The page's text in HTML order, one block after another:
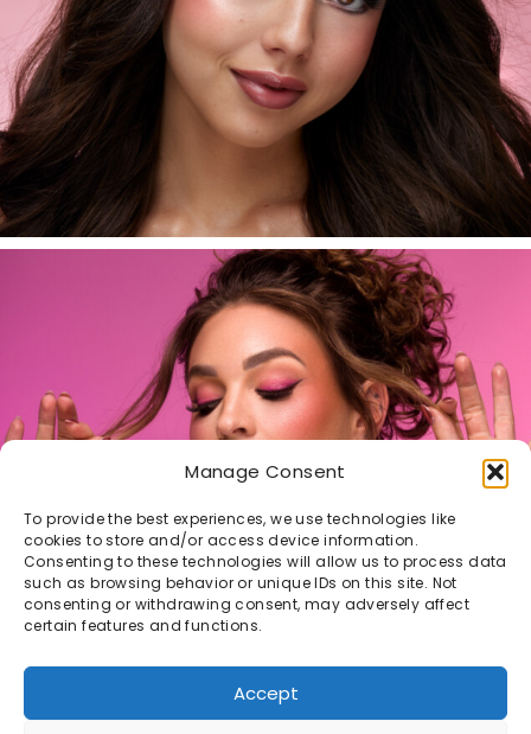
Manage Consent
To provide the best experiences, we use technologies like
cookies to store and/or access device information.
Consenting to these technologies will allow us to process data
such as browsing behavior or unique IDs on this site. Not
consenting or withdrawing consent, may adversely affect
certain features and functions.
Accept